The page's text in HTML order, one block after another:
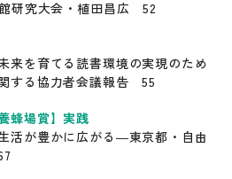
研究大会・植田昌広 52
来を育てる読書環境の実現のため
する協力者会議報告 55
蜂場賞】実践
活が豊かに広がる―東京都・自由